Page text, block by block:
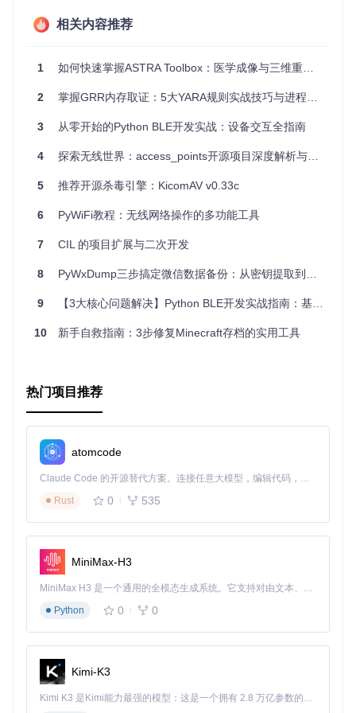
集成，便于扩展和定制。
高度可配置：用户可以选择不同的重建和滤波方法，适应各
社区活跃：拥有活跃的开发者社区，提供持续更新和维护，
跨平台：支持Windows, macOS, 和Linux操作系统。
互动式体验：通过Binder服务，用户可以直接在浏览器中运
行和修改Jupyter Notebook示例，无需本地安装。
为了更深入地了解和使用TomoPy，您可以直接访问其官方文
档和在线示例，开始您的断层扫描数据分析之旅！
持，确保您的环境已升级至Python 3以便获得最佳体验。
相关内容推荐
1 如何快速掌握ASTRA Toolbox：医学成像与三维重建的终极指南 🚀
2 掌握GRR内存取证：5大YARA规则实战技巧与进程扫描进阶指南
3 从零开始的Python BLE开发实战：设备交互全指南
4 探索无线世界：access_points开源项目深度解析与推荐
5 推荐开源杀毒引擎：KicomAV v0.33c
6 PyWiFi教程：无线网络操作的多功能工具
7 CIL 的项目扩展与二次开发
8 PyWxDump三步搞定微信数据备份：从密钥提取到聊天记录导出的全流程方案
9 【3大核心问题解决】Python BLE开发实战指南：基于Bleak库的低功耗蓝牙避坑手册
10 新手自救指南：3步修复Minecraft存档的实用工具
热门项目推荐
atomcode
Claude Code 的开源替代方案。连接任意大模型，编辑代码，运行命令，自动验证 — 全自动执行。用 Rust 构建，极致性能。 ｜ An open-source alternative to Claude Code. Connect any LLM, edit code, run commands, and verify changes — autonomously. Built in Rust for speed. Get Started
Rust
0 535
MiniMax-H3
MiniMax H3 是一个通用的全模态生成系统。它支持对由文本、图像、视频和音频组成的多模态上下文进行统一理解，并能生成分辨率高达 2K、时长可达 15 秒的带原生立体声音频的视频。得益于面向任务泛化的系统设计，H3 在预训练阶段就已具备广泛的多模态上下文理解与生成能力，能够出色地执行复杂的多模态指令。
Python
0 0
Kimi-K3
Kimi K3 是Kimi能力最强的模型：这是一个拥有 2.8 万亿参数的混合专家（MoE）模型，具备原生视觉理解能力，并支持 100 万 token 的上下文窗口。